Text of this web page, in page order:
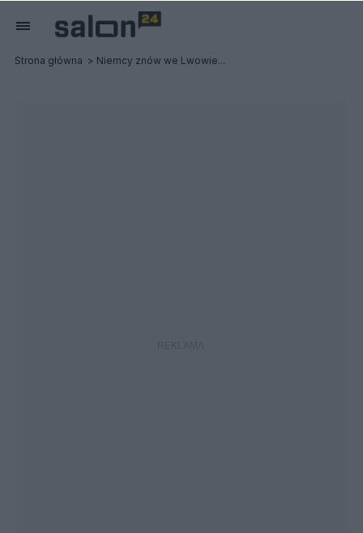
Strona główna Niemcy znów we Lwowie...